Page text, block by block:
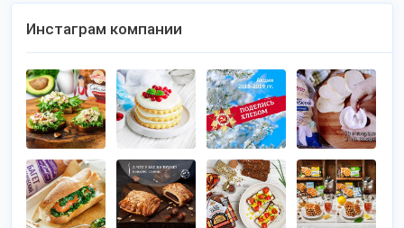
Инстаграм компании